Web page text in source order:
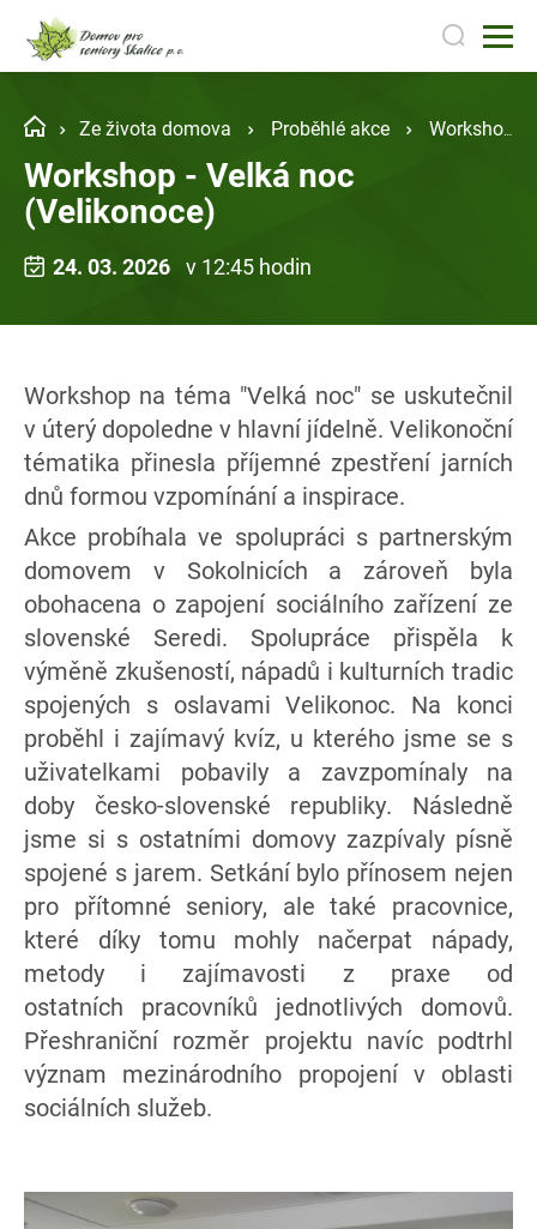
Ze života domova Proběhlé akce Workshop - Velká noc (Velikonoce)
Workshop - Velká noc
(Velikonoce)
24. 03. 2026 v 12:45 hodin
Workshop na téma "Velká noc" se uskutečnil
v úterý dopoledne v hlavní jídelně. Velikonoční
tématika přinesla příjemné zpestření jarních
dnů formou vzpomínání a inspirace.
Akce probíhala ve spolupráci s partnerským
domovem v Sokolnicích a zároveň byla
obohacena o zapojení sociálního zařízení ze
slovenské Seredi. Spolupráce přispěla k
výměně zkušeností, nápadů i kulturních tradic
spojených s oslavami Velikonoc. Na konci
proběhl i zajímavý kvíz, u kterého jsme se s
uživatelkami pobavily a zavzpomínaly na
doby česko-slovenské republiky. Následně
jsme si s ostatními domovy zazpívaly písně
spojené s jarem. Setkání bylo přínosem nejen
pro přítomné seniory, ale také pracovnice,
které díky tomu mohly načerpat nápady,
metody i zajímavosti z praxe od
ostatních pracovníků jednotlivých domovů.
Přeshraniční rozměr projektu navíc podtrhl
význam mezinárodního propojení v oblasti
sociálních služeb.